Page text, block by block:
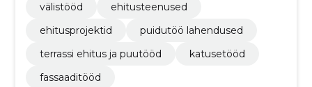
välistööd
ehitusteenused
ehitusprojektid
puidutöö lahendused
terrassi ehitus ja puutööd
katusetööd
fassaaditööd